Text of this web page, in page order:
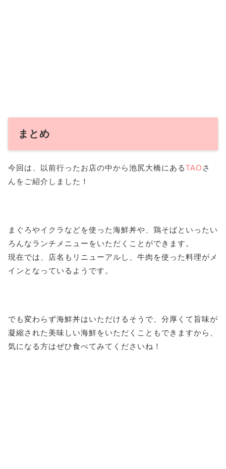
まとめ
今回は、以前行ったお店の中から池尻大橋にあるTAO さ
んをご紹介しました！
まぐろやイクラなどを使った海鮮丼や、鶏そばといったい
ろんなランチメニューをいただくことができます。
現在では、店名もリニューアルし、牛肉を使った料理がメ
インとなっているようです。
でも変わらず海鮮丼はいただけるそうで、分厚くて旨味が
凝縮された美味しい海鮮をいただくこともできますから、
気になる方はぜひ食べてみてくださいね！